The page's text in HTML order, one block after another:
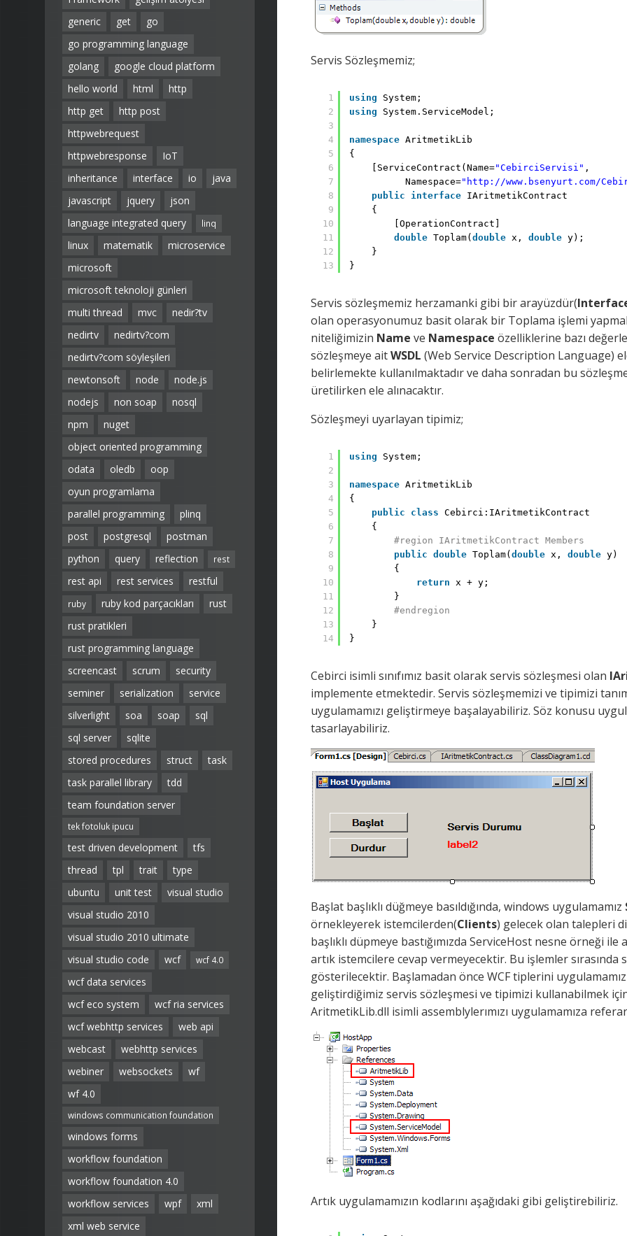
generic
get
go
go programming language
golang
google cloud platform
hello world
html
http
http get
http post
httpwebrequest
httpwebresponse
IoT
inheritance
interface io
java
javascript
jquery
json
language integrated query
linq
linux matematik
microservice
microsoft
microsoft teknoloji günleri
multi thread
mvc
nedir?tv
nedirtv
nedirtv?com
nedirtv?com söyleşileri
newtonsoft
node
node.js
nodejs
non soap
nosql
npm
nuget
object oriented programming
odata
oledb
oop
oyun programlama
parallel programming
plinq
post
postgresql
postman
python
query reflection rest
rest api rest services restful
ruby ruby kod parçacıkları
rust
rust pratikleri
rust programming language
screencast
scrum
security
seminer
serialization
service
silverlight
soa soap
sql
sql server
sqlite
stored procedures
struct
task
task parallel library
tdd
team foundation server
tek fotoluk ipucu
test driven development
tfs
thread
tpl trait
type
ubuntu
unit test
visual studio
visual studio 2010
visual studio 2010 ultimate
visual studio code
wcf wcf 4.0
wcf data services
wcf eco system
wcf ria services
wcf webhttp services
web api
webcast
webhttp services
webiner
websockets
wf
wf 4.0
windows communication foundation
windows forms
workflow foundation
workflow foundation 4.0
workflow services
wpf
xml
xml web service
Servis Sözleşmemiz;
1
2
3
4
5
6
7
8
9
10
11
12
13
using
System;
using
System.ServiceModel;
namespace AritmetikLib
{
[ServiceContract(Name="CebirciServisi" ,
Namespace="http://www.bsenyurt.com/
public interface IAritmetikContract
{
[OperationContract]
double Toplam( double x, double y);
}
}
Servis sözleşmemiz herzamanki gibi bir arayüzdür(
olan operasyonumuz basit olarak bir Toplama işlemi
niteliğimizin Name ve Namespace özelliklerine bazı
sözleşmeye aitWSDL (Web Service Description Language)
belirlemekte kullanılmaktadır ve daha sonradan bu
üretilirken ele alınacaktır.
Sözleşmeyi uyarlayan tipimiz;
1
2
3
4
5
6
7
8
9
10
11
12
13
14
using System;
namespace AritmetikLib
{
public
class Cebirci:IAritmetikContract
{
#region IAritmetikContract Members
public double Toplam( double x, double y)
{
return x + y;
}
#endregion
}
}
Cebirci isimli sınıfımız basit olarak servis sözleşmesi olan
implemente etmektedir. Servis sözleşmemizi ve tipimizi
uygulamamızı geliştirmeye başalayabiliriz. Söz konusu
tasarlayabiliriz.
Başlat başlıklı düğmeye basıldığında, windows uygulamamız
örnekleyerek istemcilerden(Clients) gelecek olan talepleri
başlıklı düpmeye bastığımızda ServiceHost nesne örneği
artık istemcilere cevap vermeyecektir. Bu işlemler
gösterilecektir. Başlamadan önce WCF tiplerini
geliştirdiğimiz servis sözleşmesi ve tipimizi kullanabilmek için
AritmetikLib.dll isimli assemblylerımızı uygulamamıza
Artık uygulamamızın kodlarını aşağıdaki gibi geliştirebiliriz.